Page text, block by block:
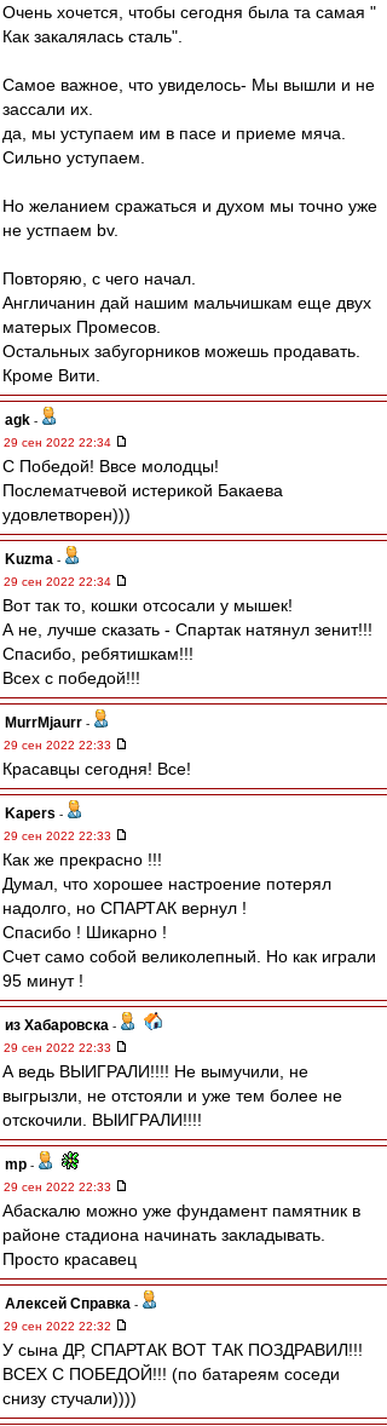
Очень хочется, чтобы сегодня была та самая "
Как закалялась сталь".
Самое важное, что увиделось- Мы вышли и не
зассали их.
да, мы уступаем им в пасе и приеме мяча.
Сильно уступаем.
Но желанием сражаться и духом мы точно уже
не устпаем bv.
Повторяю, с чего начал.
Англичанин дай нашим мальчишкам еще двух
матерых Промесов.
Остальных забугорников можешь продавать.
Кроме Вити.
agk -
29 сен 2022 22:34
С Победой! Ввсе молодцы!
Послематчевой истерикой Бакаева
удовлетворен)))
Kuzma -
29 сен 2022 22:34
Вот так то, кошки отсосали у мышек!
А не, лучше сказать - Спартак натянул зенит!!!
Спасибо, ребятишкам!!!
Всех с победой!!!
MurrMjaurr -
29 сен 2022 22:33
Красавцы сегодня! Все!
Kapers -
29 сен 2022 22:33
Как же прекрасно !!!
Думал, что хорошее настроение потерял
надолго, но СПАРТАК вернул !
Спасибо ! Шикарно !
Счет само собой великолепный. Но как играли
95 минут !
из Хабаровска -
29 сен 2022 22:33
А ведь ВЫИГРАЛИ!!!! Не вымучили, не
выгрызли, не отстояли и уже тем более не
отскочили. ВЫИГРАЛИ!!!!
mp -
29 сен 2022 22:33
Абаскалю можно уже фундамент памятник в
районе стадиона начинать закладывать.
Просто красавец
Алексей Справка -
29 сен 2022 22:32
У сына ДР, СПАРТАК ВОТ ТАК ПОЗДРАВИЛ!!!
ВСЕХ С ПОБЕДОЙ!!! (по батареям соседи
снизу стучали))))